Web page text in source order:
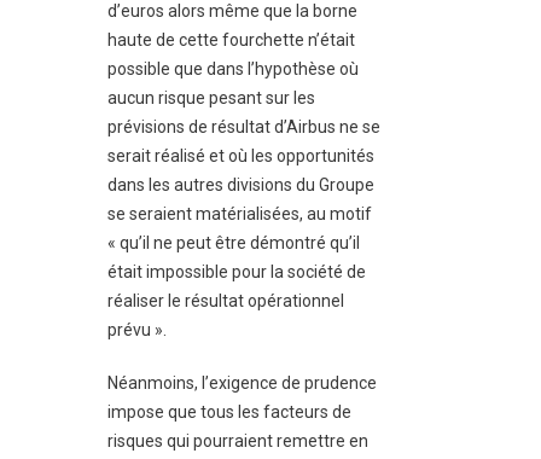
d’euros alors même que la borne
haute de cette fourchette n’était
possible que dans l’hypothèse où
aucun risque pesant sur les
prévisions de résultat d’Airbus ne se
serait réalisé et où les opportunités
dans les autres divisions du Groupe
se seraient matérialisées, au motif
« qu’il ne peut être démontré qu’il
était impossible pour la société de
réaliser le résultat opérationnel
prévu ».
Néanmoins, l’exigence de prudence
impose que tous les facteurs de
risques qui pourraient remettre en